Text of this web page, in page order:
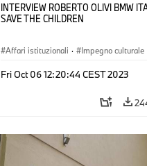
INTERVIEW ROBERTO OLIVI BMW
SAVE THE CHILDREN
Affari istituzionali · Impegno culturale
Fri Oct 06 12:20:44 CEST 2023